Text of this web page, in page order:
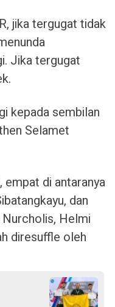
jika tergugat tidak
Jika tergugat
kepada sembilan
Selamet
empat di antaranya
dan
Nurcholis, Helmi
diresuffle oleh